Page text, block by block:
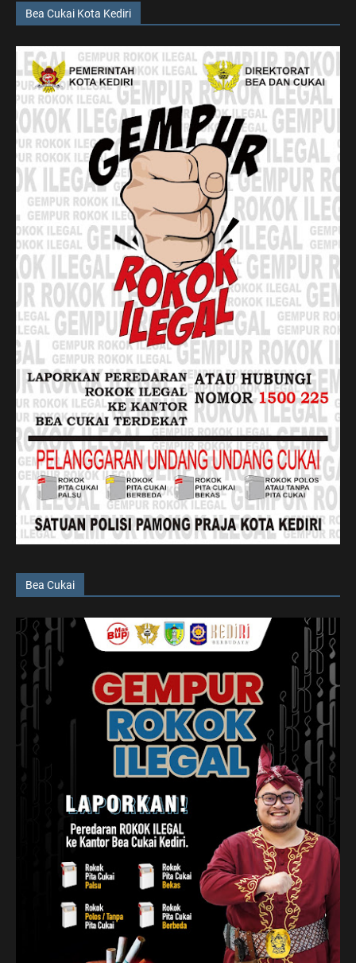
Bea Cukai Kota Kediri
Bea Cukai